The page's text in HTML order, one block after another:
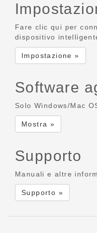
Fare clic qui per
dispositivo
Impostazione »
Software
Solo Windows/Mac
Mostra »
Supporto
Manuali e altre
Supporto »